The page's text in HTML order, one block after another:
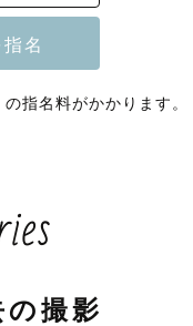
て話のキッカケに
指名料がかかります。
撮影